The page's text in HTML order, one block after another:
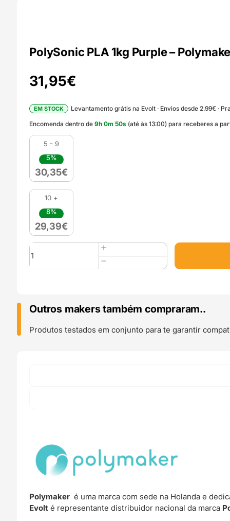
PolySonic PLA 1kg Purple –
31,95€
EM STOCK
Levantamento grátis na Evolt · Envios desde 2.99€ ·
Encomenda dentro de9h0m48s(até às 13:00) para receberes a
5 - 9
5%
30,35€
10 +
8%
29,39€
Quantidade
de
PolySonic
Purple
-
Polymaker
Outros makers também compraram..
Produtos testados em conjunto para te garantir
Polymaker é uma marca com sede na Holanda e
Evolt é representante distribuidor nacional da marca